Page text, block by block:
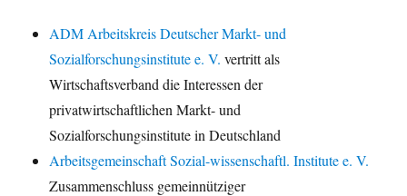
ADM Arbeitskreis Deutscher Markt- und
Sozialforschungsinstitute e. V. vertritt als
Wirtschaftsverband die Interessen der
privatwirtschaftlichen Markt- und
Sozialforschungsinstitute in Deutschland
Arbeitsgemeinschaft Sozial-wissenschaftl. Institute e. V.
Zusammenschluss gemeinnütziger